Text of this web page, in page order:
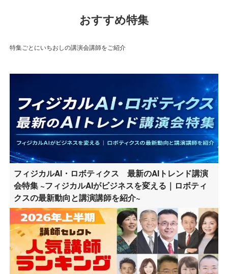
おすすめ特集
特集ごとにいちおしの講演会講師をご紹介
フィジカルAI・ロボティクス 最新のAIトレンド講演
会特集 ~フィジカルAIがビジネスを変える｜ロボティ
クスの最新動向と講演講師を紹介~